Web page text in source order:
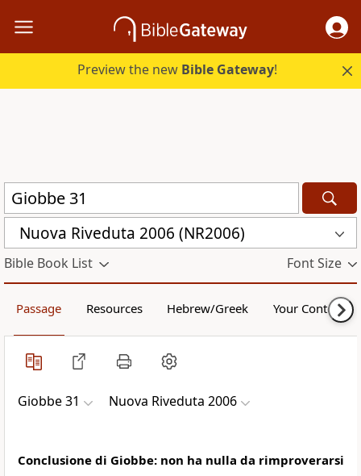
Preview the new Bible Gateway!
Nuova Riveduta 2006 (NR2006)
Bible Book List Font Size
Passage Resources Hebrew/Greek Your Content
Giobbe 31 Nuova Riveduta 2006
Conclusione di Giobbe: non ha nulla da rimproverarsi